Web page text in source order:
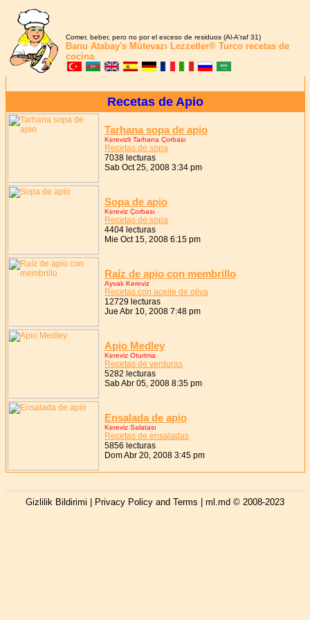
Comer, beber, pero no por el exceso de residuos (Al-A'raf 31)
Banu Atabay's Mütevazı Lezzetler® Turco recetas de
cocina
Recetas de Apio
Tarhana sopa de apio
Kerevizli Tarhana Çorbası
Recetas de sopa
7038 lecturas
Sab Oct 25, 2008 3:34 pm
Sopa de apio
Kereviz Çorbası
Recetas de sopa
4404 lecturas
Mie Oct 15, 2008 6:15 pm
Raíz de apio con membrillo
Ayvalı Kereviz
Recetas con aceite de oliva
12729 lecturas
Jue Abr 10, 2008 7:48 pm
Apio Medley
Kereviz Oturtma
Recetas de verduras
5282 lecturas
Sab Abr 05, 2008 8:35 pm
Ensalada de apio
Kereviz Salatası
Recetas de ensaladas
5856 lecturas
Dom Abr 20, 2008 3:45 pm
Gizlilik Bildirimi | Privacy Policy and Terms | ml.md © 2008-2023